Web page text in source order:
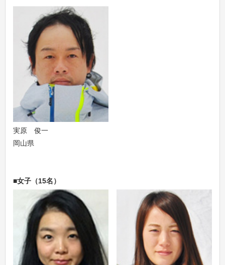
実原 俊一
岡山県
■女子（15名）